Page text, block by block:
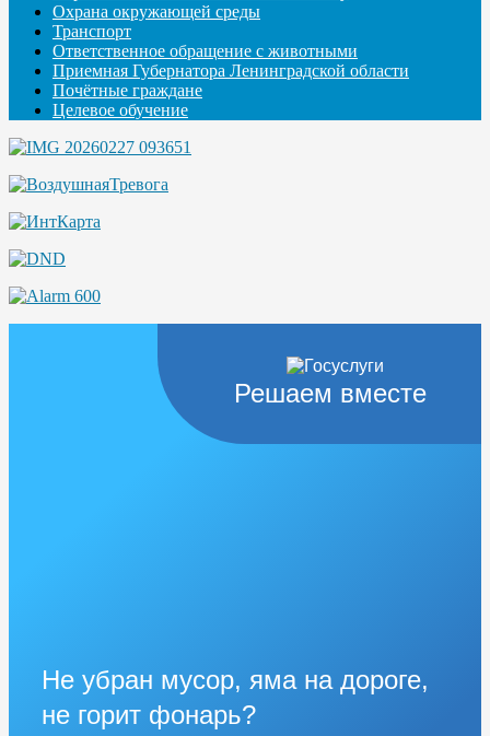
Охрана окружающей среды
Транспорт
Ответственное обращение с животными
Приемная Губернатора Ленинградской области
Почётные граждане
Целевое обучение
Решаем вместе
Не убран мусор, яма на дороге,
не горит фонарь?